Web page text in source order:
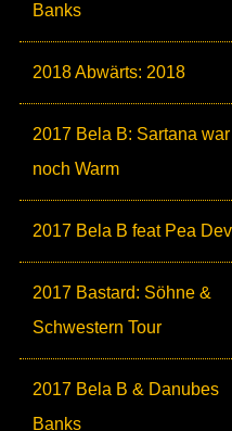
Banks
2018 Abwärts: 2018
2017 Bela B: Sartana war
noch Warm
2017 Bela B feat Pea
2017 Bastard: Söhne &
Schwestern Tour
2017 Bela B & Danubes
Banks